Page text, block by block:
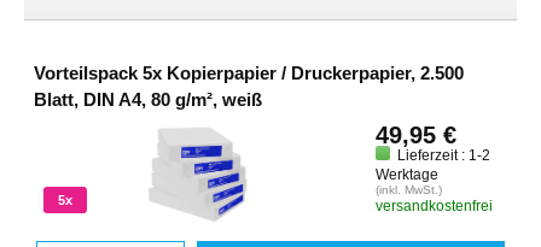
Vorteilspack 5x Kopierpapier / Druckerpapier, 2.500
Blatt, DIN A4, 80 g/m², weiß
5x
49,95 €
Lieferzeit : 1-2
Werktage
(inkl. MwSt.)
versandkostenfrei